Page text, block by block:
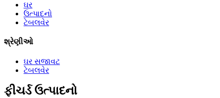
ઘર
ઉત્પાદનો
ટેબલવેર
શ્રેણીઓ
ઘર સજાવટ
ટેબલવેર
ફીચર્ડ ઉત્પાદનો